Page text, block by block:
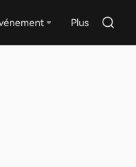
Plus